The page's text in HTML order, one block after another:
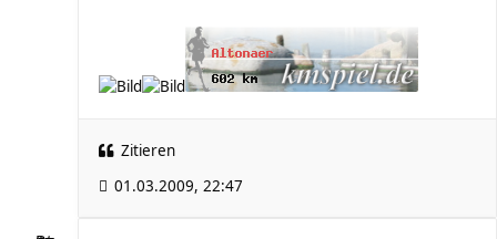
Zitieren
01.03.2009, 22:47